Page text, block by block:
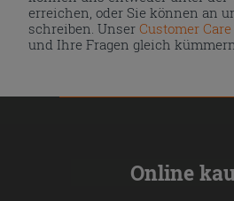
erreichen, oder Sie können an
schreiben. UnserCustomer Care
und Ihre Fragen gleich kümmern.
Online